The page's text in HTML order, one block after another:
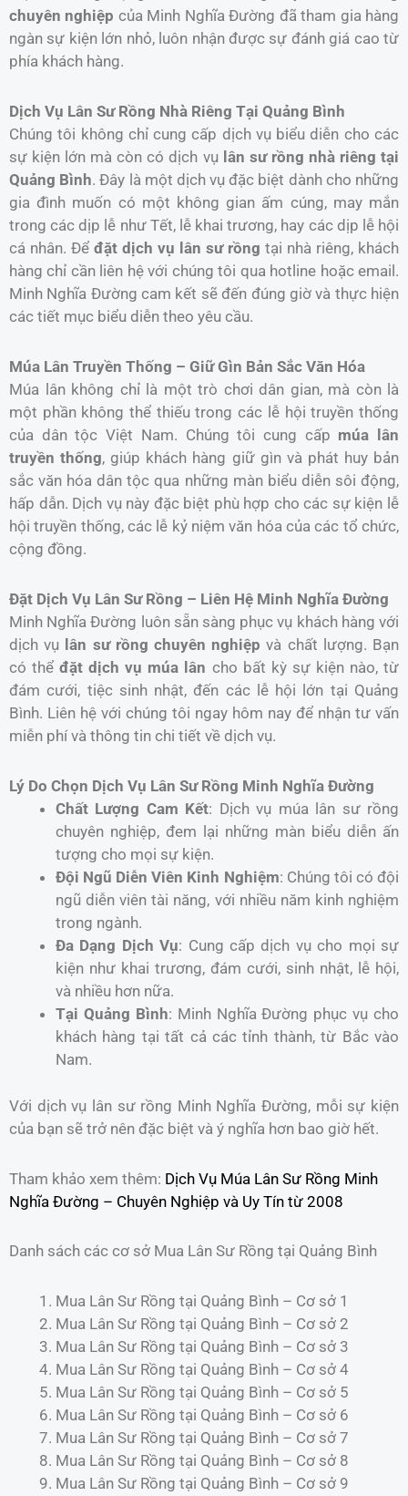
chuyên nghiệp của Minh Nghĩa Đường đã tham gia hàng
ngàn sự kiện lớn nhỏ, luôn nhận được sự đánh giá cao từ
phía khách hàng.
Dịch Vụ Lân Sư Rồng Nhà Riêng Tại Quảng Bình
Chúng tôi không chỉ cung cấp dịch vụ biểu diễn cho các
sự kiện lớn mà còn có dịch vụ lân sư rồng nhà riêng tại
Quảng Bình. Đây là một dịch vụ đặc biệt dành cho những
gia đình muốn có một không gian ấm cúng, may mắn
trong các dịp lễ như Tết, lễ khai trương, hay các dịp lễ hội
cá nhân. Để đặt dịch vụ lân sư rồng tại nhà riêng, khách
hàng chỉ cần liên hệ với chúng tôi qua hotline hoặc email.
Minh Nghĩa Đường cam kết sẽ đến đúng giờ và thực hiện
các tiết mục biểu diễn theo yêu cầu.
Múa Lân Truyền Thống – Giữ Gìn Bản Sắc Văn Hóa
Múa lân không chỉ là một trò chơi dân gian, mà còn là
một phần không thể thiếu trong các lễ hội truyền thống
của dân tộc Việt Nam. Chúng tôi cung cấp múa lân
truyền thống, giúp khách hàng giữ gìn và phát huy bản
sắc văn hóa dân tộc qua những màn biểu diễn sôi động,
hấp dẫn. Dịch vụ này đặc biệt phù hợp cho các sự kiện lễ
hội truyền thống, các lễ kỷ niệm văn hóa của các tổ chức,
cộng đồng.
Đặt Dịch Vụ Lân Sư Rồng – Liên Hệ Minh Nghĩa Đường
Minh Nghĩa Đường luôn sẵn sàng phục vụ khách hàng với
dịch vụ lân sư rồng chuyên nghiệp và chất lượng. Bạn
có thểđặt dịch vụ múa lân cho bất kỳ sự kiện nào, từ
đám cưới, tiệc sinh nhật, đến các lễ hội lớn tại Quảng
Bình. Liên hệ với chúng tôi ngay hôm nay để nhận tư vấn
miễn phí và thông tin chi tiết về dịch vụ.
Lý Do Chọn Dịch Vụ Lân Sư Rồng Minh Nghĩa Đường
Chất Lượng Cam Kết: Dịch vụ múa lân sư rồng
chuyên nghiệp, đem lại những màn biểu diễn ấn
tượng cho mọi sự kiện.
Đội Ngũ Diễn Viên Kinh Nghiệm: Chúng tôi có đội
ngũ diễn viên tài năng, với nhiều năm kinh nghiệm
trong ngành.
Đa Dạng Dịch Vụ: Cung cấp dịch vụ cho mọi sự
kiện như khai trương, đám cưới, sinh nhật, lễ hội,
và nhiều hơn nữa.
Tại Quảng Bình: Minh Nghĩa Đường phục vụ cho
khách hàng tại tất cả các tỉnh thành, từ Bắc vào
Nam.
Với dịch vụ lân sư rồng Minh Nghĩa Đường, mỗi sự kiện
của bạn sẽ trở nên đặc biệt và ý nghĩa hơn bao giờ hết.
Tham khảo xem thêm: Dịch Vụ Múa Lân Sư Rồng Minh
Nghĩa Đường – Chuyên Nghiệp và Uy Tín từ 2008
Danh sách các cơ sở Mua Lân Sư Rồng tại Quảng Bình
Mua Lân Sư Rồng tại Quảng Bình – Cơ sở 1
Mua Lân Sư Rồng tại Quảng Bình – Cơ sở 2
Mua Lân Sư Rồng tại Quảng Bình – Cơ sở 3
Mua Lân Sư Rồng tại Quảng Bình – Cơ sở 4
Mua Lân Sư Rồng tại Quảng Bình – Cơ sở 5
Mua Lân Sư Rồng tại Quảng Bình – Cơ sở 6
Mua Lân Sư Rồng tại Quảng Bình – Cơ sở 7
Mua Lân Sư Rồng tại Quảng Bình – Cơ sở 8
Mua Lân Sư Rồng tại Quảng Bình – Cơ sở 9